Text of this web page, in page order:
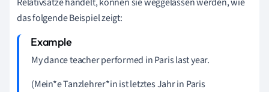
das folgende Beispiel zeigt:
My dance teacher performed in Paris last year.
(Mein*e Tanzlehrer*in ist letztes Jahr in Paris